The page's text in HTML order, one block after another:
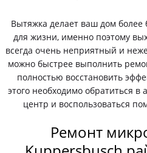
Вытяжка делает ваш дом
для жизни, именно поэтому
всегда очень неприятный и
можно быстрее выполнить
полностью восстановить
этого необходимо обратиться
центр и воспользоваться
Ремонт